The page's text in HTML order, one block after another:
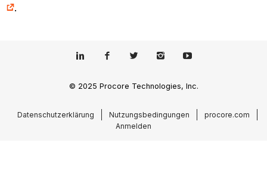
.
© 2025 Procore Technologies, Inc.
Datenschutzerklärung Nutzungsbedingungen
procore.com
Anmelden